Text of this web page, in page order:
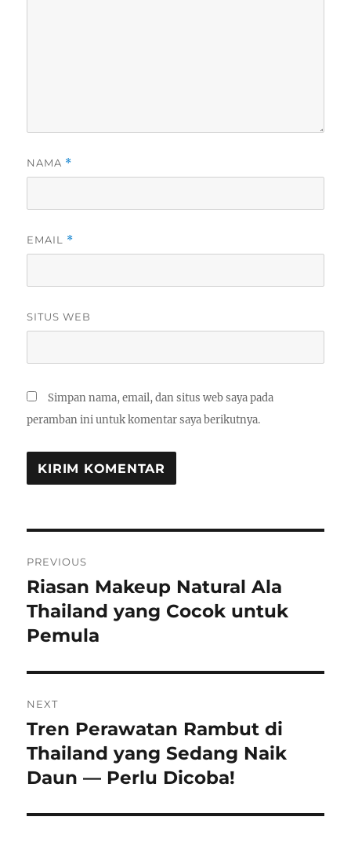
NAMA *
EMAIL *
SITUS WEB
Simpan nama, email, dan situs web saya pada
peramban ini untuk komentar saya berikutnya.
pos
PREVIOUS
Previous
post:
Riasan Makeup Natural Ala
Thailand yang Cocok untuk
Pemula
NEXT
Next
post:
Tren Perawatan Rambut di
Thailand yang Sedang Naik
Daun — Perlu Dicoba!